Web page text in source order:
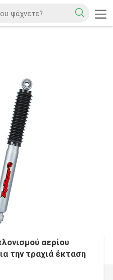
αερίου
την τραχιά έκταση